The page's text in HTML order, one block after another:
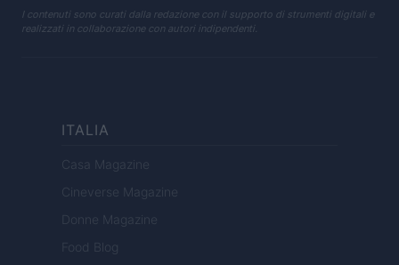
I contenuti sono curati dalla redazione con il supporto di strumenti digitali e
realizzati in collaborazione con autori indipendenti.
ITALIA
Casa Magazine
Cineverse Magazine
Donne Magazine
Food Blog